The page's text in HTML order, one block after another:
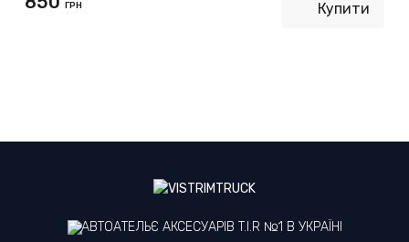
ГРН Купити
АВТОАТЕЛЬЄ АКСЕСУАРІВ T.I.R №1 В УКРАЇНІ